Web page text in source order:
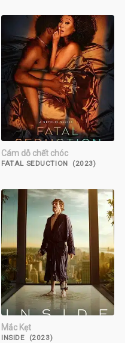
Cám dỗ chết chóc
FATAL SEDUCTION (2023)
Mắc Kẹt
INSIDE (2023)